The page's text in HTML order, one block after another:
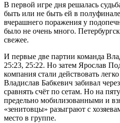
В первой игре дня решалась
быть или не быть ей в
вчерашнего поражения у
было не очень много.
свежее.
И первые две партии команда
25:23, 25:22. Но затем Ярослав
компания стали действовать
Владислав Бабкевич забивал
сравнять счёт по сетам. Но на
предельно мобилизованными и
«зенитовцы» разыграют с
место в группе.